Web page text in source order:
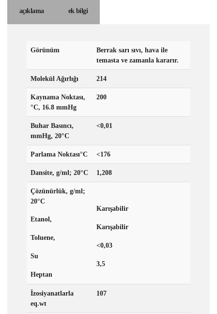
açıklama ek bilgi
Görünüm
Berrak sarı sıvı, hava ile
temasta ve zamanla kararır.
Molekül Ağırlığı 214
Kaynama Noktası,
°C, 16.8 mmHg
200
Buhar Basıncı,
mmHg, 20°C
<0,01
Parlama Noktası°C <176
Dansite, g/ml; 20°C 1,208
Çözünürlük, g/ml;
20°C
Etanol,
Toluene,
Su
Heptan
Karışabilir
Karışabilir
<0,03
3,5
İzosiyanatlarla
eq.wt
107